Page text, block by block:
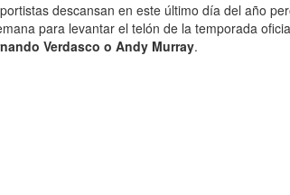
descansan en este último día del año
para levantar el telón de la temporada
Verdasco o Andy Murray.